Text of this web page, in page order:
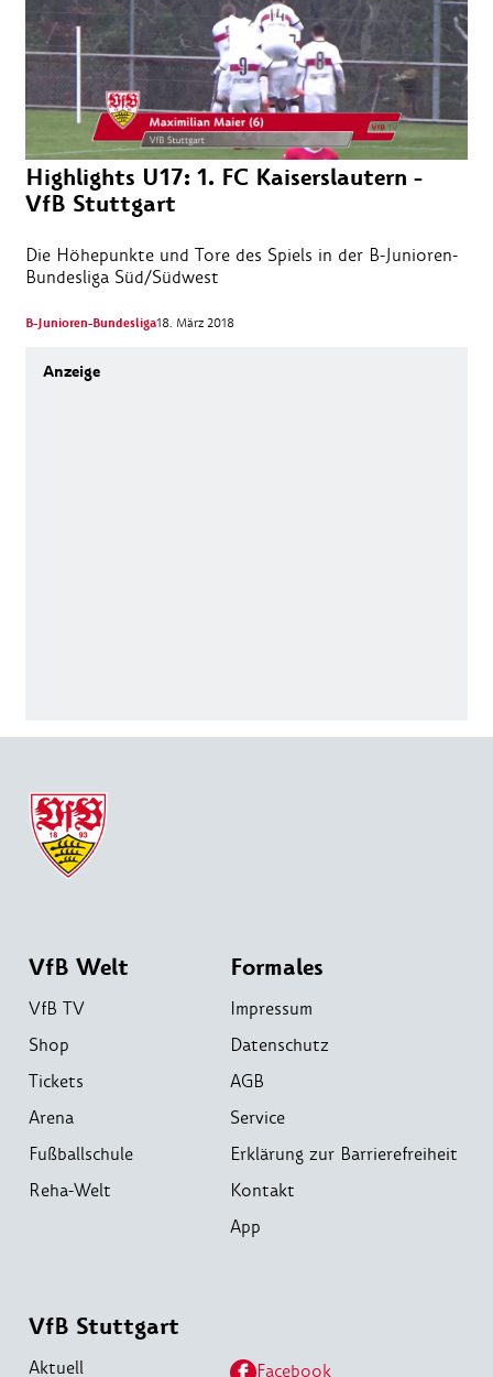
Highlights U17: 1. FC Kaiserslautern -
VfB Stuttgart
Die Höhepunkte und Tore des Spiels in der B-Junioren-
Bundesliga Süd/Südwest
B-Junioren-Bundesliga18. März 2018
VfB Welt
VfB TV
Shop
Tickets
Arena
Fußballschule
Reha-Welt
Formales
Impressum
Datenschutz
AGB
Service
Erklärung zur Barrierefreiheit
Kontakt
App
VfB Stuttgart
Aktuell Facebook